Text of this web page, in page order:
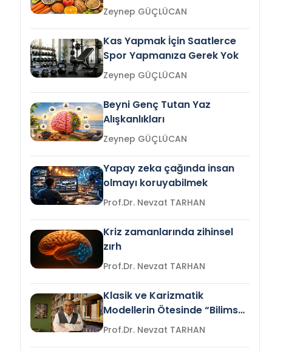
Zeynep GÜÇLÜCAN
Kas Yapmak İçin Saatlerce
Spor Yapmanıza Gerek Yok
Zeynep GÜÇLÜCAN
Beyni Genç Tutan Yaz
Alışkanlıkları
Zeynep GÜÇLÜCAN
Yapay zeka çağında insan
olmayı koruyabilmek
Prof.Dr. Nevzat TARHAN
Kriz zamanlarında zihinsel
zırh
Prof.Dr. Nevzat TARHAN
Klasik ve Karizmatik
Modellerin Ötesinde “Bilimsel
Liderlik”
Prof.Dr. Nevzat TARHAN